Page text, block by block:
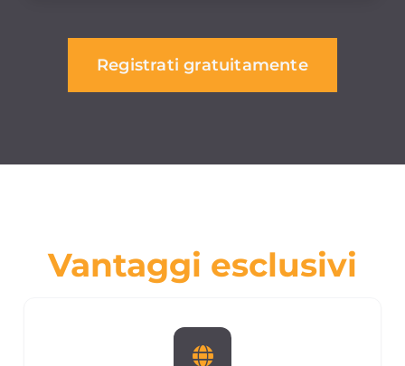
Registrati gratuitamente
Vantaggi esclusivi